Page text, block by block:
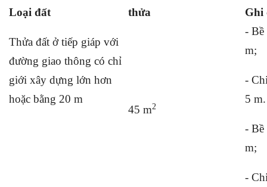
Loại đất
thửa
Ghi
Thửa đất ở tiếp giáp với
đường giao thông có chỉ
giới xây dựng lớn hơn
hoặc bằng 20 m
45 m2
- Bề
m;
-
5 m.
- Bề
m;
-